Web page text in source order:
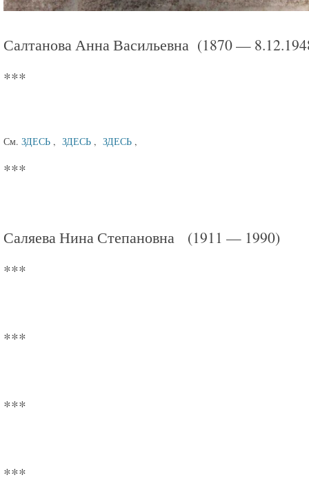
Салтанова Анна Васильевна (1870 —
***
См. ЗДЕСЬ , ЗДЕСЬ , ЗДЕСЬ ,
***
Саляева Нина Степановна (1911 — 1990)
***
***
***
***